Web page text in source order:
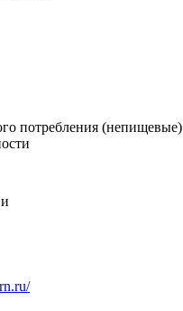
потребления (непищевые)